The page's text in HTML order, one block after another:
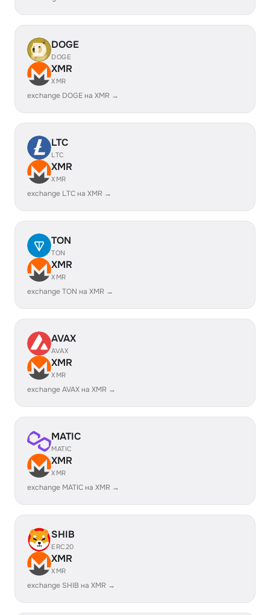
DOGE
DOGE
XMR
XMR
exchange DOGE на XMR →
LTC
LTC
XMR
XMR
exchange LTC на XMR →
TON
TON
XMR
XMR
exchange TON на XMR →
AVAX
AVAX
XMR
XMR
exchange AVAX на XMR →
MATIC
MATIC
XMR
XMR
exchange MATIC на XMR →
SHIB
ERC20
XMR
XMR
exchange SHIB на XMR →